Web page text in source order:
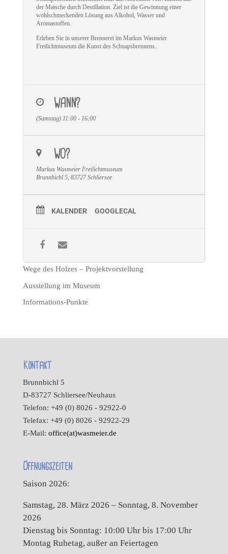
der Maische durch Destillation. Ziel ist die Gewinnung einer
wohlschmeckenden Lösung aus Alkohol, Wasser und
Aromastoffen.
Erleben Sie in unserer Brennerei im Markus Wasmeier
Freilichtmuseum die Kunst des Schnapsbrennens.
WANN?
(Samstag) 11:00 - 16:00
WO?
Markus Wasmeier Freilichtmuseum
Brunnbichl 5, 83727 Schliersee
KALENDER GOOGLECAL
Wege des Holzes – Projektvorstellung
Ausstellung im Museum
Informations-Punkte
Kontakt
Brunnbichl 5
D-83727 Schliersee/Neuhaus
Telefon: +49 (0) 8026 - 92922-0
Telefax: +49 (0) 8026 - 92922-29
E-Mail: office(at)wasmeier.de
Öffnungszeiten
Saison 2026:
Samstag, 28. März 2026 – Sonntag, 8. November
2026
Dienstag bis Sonntag: 10:00 Uhr bis 17:00 Uhr
Montag Ruhetag, außer an Feiertagen